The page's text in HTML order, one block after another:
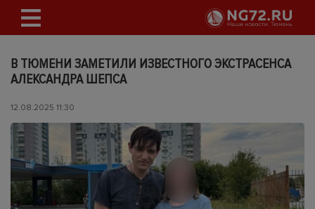
В ТЮМЕНИ ЗАМЕТИЛИ ИЗВЕСТНОГО ЭКСТРАСЕНСА
АЛЕКСАНДРА ШЕПСА
12.08.2025 11:30